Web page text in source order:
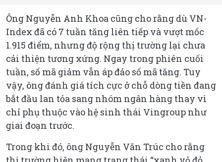
Ông Nguyễn Anh Khoa cũng cho rằng dù VN-
Index đã có 7 tuần tăng liên tiếp và vượt mốc
1.915 điểm, nhưng độ rộng thị trường lại chưa
cải thiện tương xứng. Ngay trong phiên cuối
tuần, số mã giảm vẫn áp đảo số mã tăng. Tuy
vậy, ông đánh giá tích cực ở chỗ dòng tiền đang
bắt đầu lan tỏa sang nhóm ngân hàng thay vì
chỉ phụ thuộc vào hệ sinh thái Vingroup như
giai đoạn trước.
Trong khi đó, ông Nguyễn Văn Trúc cho rằng